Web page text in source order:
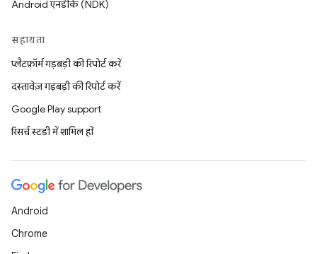
Android एनडीके (NDK)
सहायता
प्लैटफ़ॉर्म गड़बड़ी की रिपोर्ट करें
दस्तावेज़ गड़बड़ी की रिपोर्ट करें
Google Play support
रिसर्च स्टडी में शामिल हों
Android
Chrome